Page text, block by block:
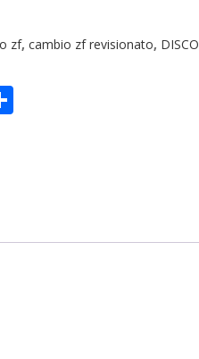
zf, cambio zf revisionato, DISCO